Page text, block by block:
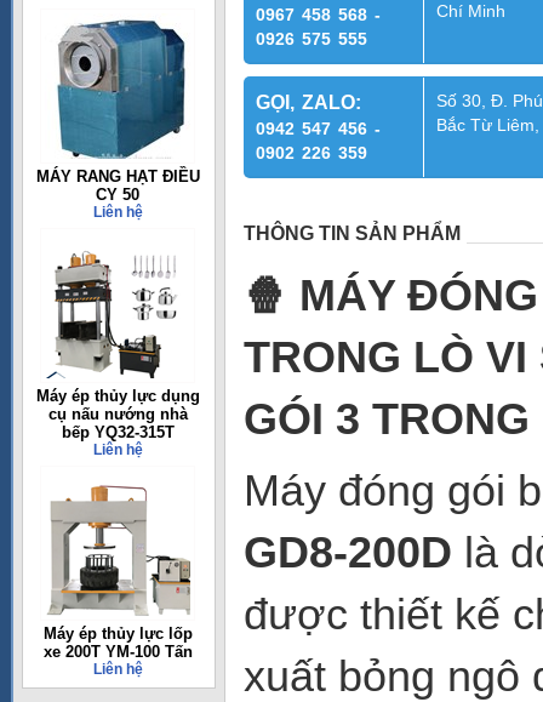
MÁY RANG HẠT ĐIỀU
CY 50
Liên hệ
Máy ép thủy lực dụng
cụ nấu nướng nhà
bếp YQ32-315T
Liên hệ
Máy ép thủy lực lốp
xe 200T YM-100 Tấn
Liên hệ
0967 458 568 -
0926 575 555
Chí Minh
GỌI, ZALO:
0942 547 456 -
0902 226 359
Số 30, Đ.
Bắc Từ
THÔNG TIN SẢN PHẨM
🍿 MÁY
TRONG LÒ
GÓI 3
Máy đóng gói
GD8-200D là
được thiết kế
xuất bỏng ngô